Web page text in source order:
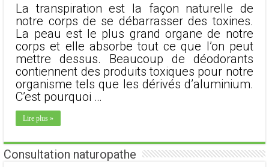
La transpiration est la façon naturelle de
notre corps de se débarrasser des toxines.
La peau est le plus grand organe de notre
corps et elle absorbe tout ce que l’on peut
mettre dessus. Beaucoup de déodorants
contiennent des produits toxiques pour notre
organisme tels que les dérivés d’aluminium.
C’est pourquoi …
Lire plus »
Consultation naturopathe